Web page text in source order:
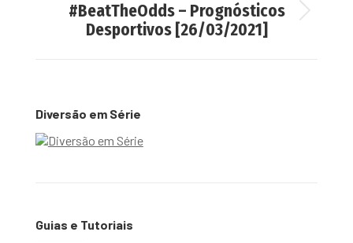
Next
post:
#BeatTheOdds – Prognósticos
Desportivos [26/03/2021]
Diversão em Série
Guias e Tutoriais